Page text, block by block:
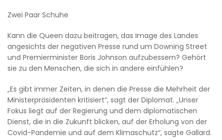
Zwei Paar Schuhe
Kann die Queen dazu beitragen, das Image des Landes
angesichts der negativen Presse rund um Downing Street
und Premierminister Boris Johnson aufzubessern? Gehört
sie zu den Menschen, die sich in andere einfühlen?
„Es gibt immer Zeiten, in denen die Presse die Mehrheit der
Ministerpräsidenten kritisiert“, sagt der Diplomat. „Unser
Fokus liegt auf der Regierung und dem diplomatischen
Dienst, die in die Zukunft blicken, auf der Erholung von der
Covid-Pandemie und auf dem Klimaschutz“, sagte Gallard.